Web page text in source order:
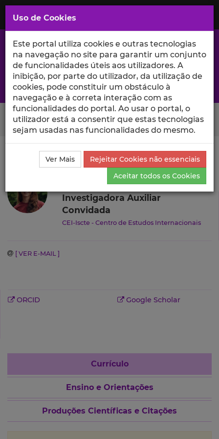
Saltar
para
Conteúdo
Principal
A excelência da investigação e ciência no Iscte
Search Button
Ciência_Iscte Autores Janine Häbel Currículo
Janine Häbel
Investigadora Auxiliar
Convidada
CEI-Iscte - Centro de Estudos Internacionais
[ VER E-MAIL ]
ORCID Google Scholar
Currículo
Ensino e Orientações
Produções Científicas e Citações
Uso de Cookies
Este portal utiliza cookies e outras tecnologias
na navegação no site para garantir um conjunto
de funcionalidades úteis aos utilizadores. A
inibição, por parte do utilizador, da utilização de
cookies, pode constituir um obstáculo à
navegação e à correta interação com as
funcionalidades do portal. Ao usar o portal, o
utilizador está a consentir que estas tecnologias
sejam usadas nas funcionalidades do mesmo.
Ver Mais
Rejeitar Cookies não essenciais
Aceitar todos os Cookies